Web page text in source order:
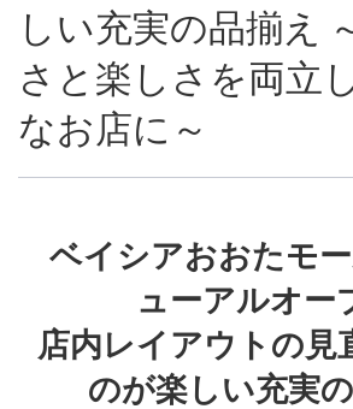
しい充実の品揃え
さと楽しさを両立
なお店に～
ベイシアおおたモ
ューアルオー
店内レイアウトの見
のが楽しい充実